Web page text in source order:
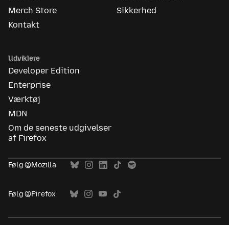
Merch Store
Kontakt
Sikkerhed
Udviklere
Developer Edition
Enterprise
Værktøj
MDN
Om de seneste udgivelser
af Firefox
Følg @Mozilla
Følg @Firefox